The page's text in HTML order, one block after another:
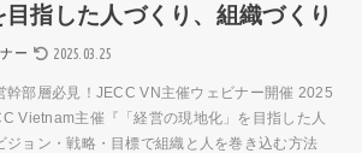
指した人づくり、組織づくり
ー 2025.03.25
幹部層必見！JECC VN主催ウェビナー開催 2025
Vietnam主催『「経営の現地化」を目指した人
ジョン・戦略・目標で組織と人を巻き込む方法